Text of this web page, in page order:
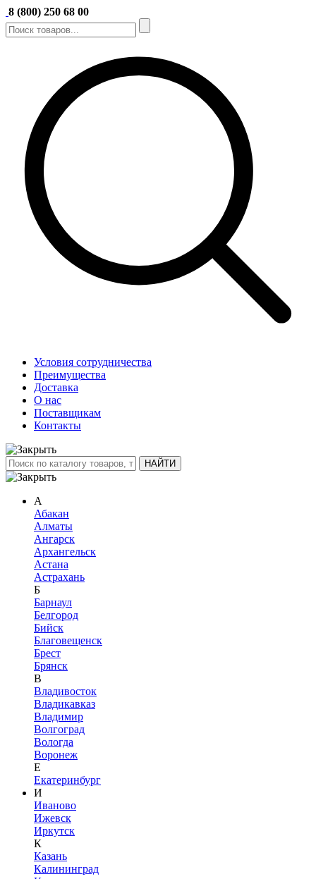
8 (800) 250 68 00
Условия сотрудничества
Преимущества
Доставка
О нас
Поставщикам
Контакты
А
Абакан
Алматы
Ангарск
Архангельск
Астана
Астрахань
Б
Барнаул
Белгород
Бийск
Благовещенск
Брест
Брянск
В
Владивосток
Владикавказ
Владимир
Волгоград
Вологда
Воронеж
Е
Екатеринбург
И
Иваново
Ижевск
Иркутск
К
Казань
Калининград